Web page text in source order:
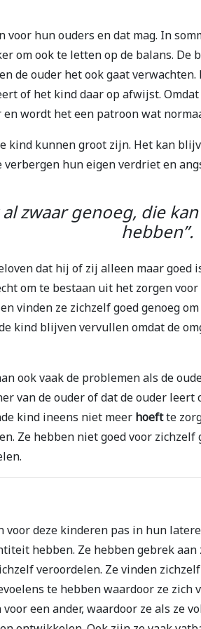
hun ouders en dat mag. In
om ook te letten op de balans. De
de ouder het ook gaat
of het kind daar op afwijst.
wordt het een patroon wat
kind kunnen groot zijn. Het kan
hun eigen verdriet en
al zwaar genoeg, die
hebben”.
dat hij of zij alleen maar goed
om te bestaan uit het zorgen
vinden ze zichzelf goed genoeg
kind blijven vervullen omdat de
ook vaak de problemen als de
van de ouder of dat de ouder
kind ineens niet meer hoeftte
Ze hebben niet goed voor
voor deze kinderen pas in hun
hebben. Ze hebben gebrek
veroordelen. Ze vinden
te hebben waardoor ze zich
een ander, waardoor ze als ze